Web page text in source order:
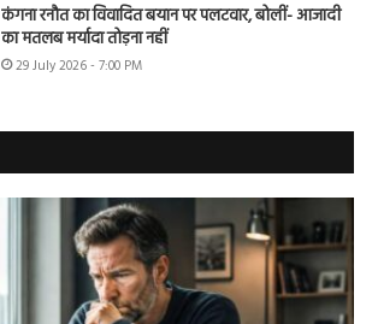
कंगना रनौत का विवादित बयान पर पलटवार, बोलीं- आजादी
का मतलब मर्यादा तोड़ना नहीं
29 July 2026 - 7:00 PM